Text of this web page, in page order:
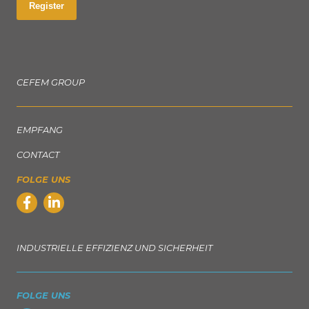
Register
CEFEM GROUP
EMPFANG
CONTACT
FOLGE UNS
INDUSTRIELLE EFFIZIENZ UND SICHERHEIT
FOLGE UNS